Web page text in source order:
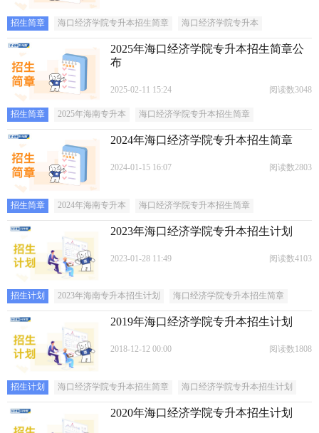
招生简章 海口经济学院专升本招生简章 海口经济学院专升本
2025年海口经济学院专升本招生简章公
布
2025-02-11 15:24 阅读数3048
招生简章 2025年海南专升本 海口经济学院专升本招生简章
2024年海口经济学院专升本招生简章
2024-01-15 16:07 阅读数2803
招生简章 2024年海南专升本 海口经济学院专升本招生简章
2023年海口经济学院专升本招生计划
2023-01-28 11:49 阅读数4103
招生计划 2023年海南专升本招生计划 海口经济学院专升本招生简章
2019年海口经济学院专升本招生计划
2018-12-12 00:00 阅读数1808
招生计划 海口经济学院专升本招生简章 海口经济学院专升本招生计划
2020年海口经济学院专升本招生计划